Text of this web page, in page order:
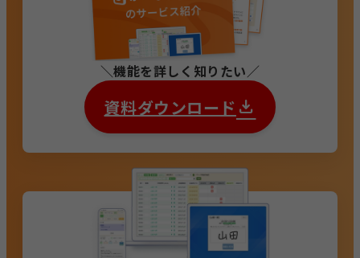
機能を詳しく知りたい
資料ダウンロード